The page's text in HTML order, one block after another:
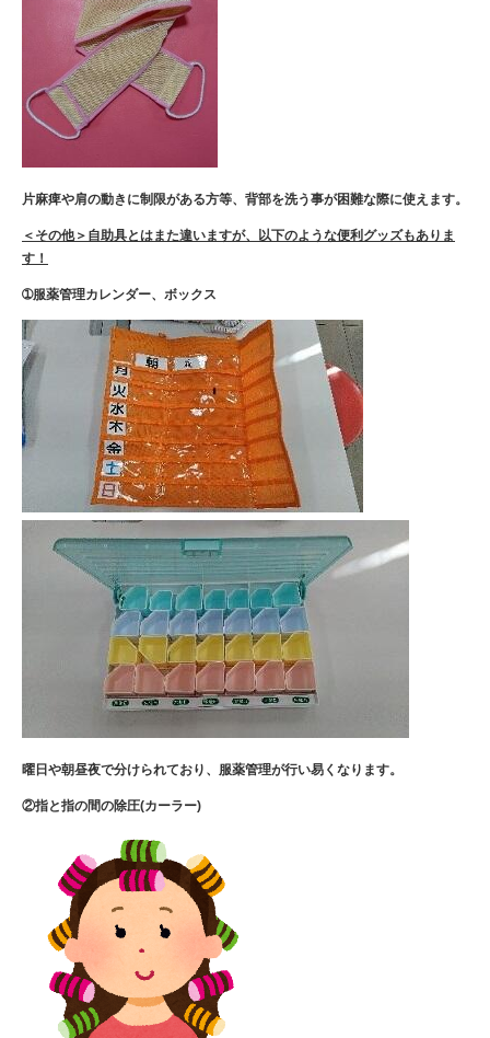
片麻痺や肩の動きに制限がある方等、背部を洗う事が困難な際に使えます。
＜その他＞自助具とはまた違いますが、以下のような便利グッズもありま
す！
➀服薬管理カレンダー、ボックス
曜日や朝昼夜で分けられており、服薬管理が行い易くなります。
②指と指の間の除圧(カーラー)